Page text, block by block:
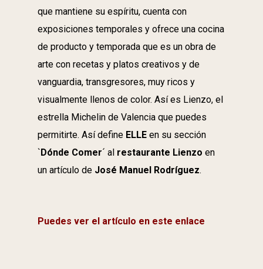
que mantiene su espíritu, cuenta con
exposiciones temporales y ofrece una cocina
de producto y temporada que es un obra de
arte con recetas y platos creativos y de
vanguardia, transgresores, muy ricos y
visualmente llenos de color. Así es Lienzo, el
estrella Michelin de Valencia que puedes
permitirte. Así define ELLE en su sección
`Dónde Comer´ al restaurante Lienzo en
un artículo de José Manuel Rodríguez.
Puedes ver el artículo en este enlace